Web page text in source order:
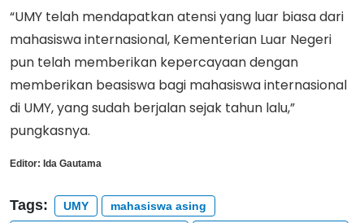
“UMY telah mendapatkan atensi yang luar biasa dari
mahasiswa internasional, Kementerian Luar Negeri
pun telah memberikan kepercayaan dengan
memberikan beasiswa bagi mahasiswa internasional
di UMY, yang sudah berjalan sejak tahun lalu,”
pungkasnya.
Editor: Ida Gautama
Tags: UMY
mahasiswa asing